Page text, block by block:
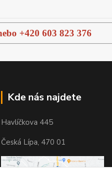
+420 603 823 376
Kde nás najdete
Havlíčkova 445
Česká Lípa, 470 01